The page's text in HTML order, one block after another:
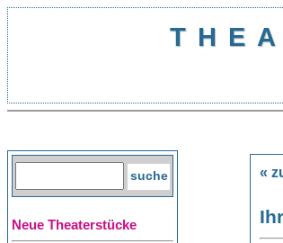
Neue Theaterstücke
«